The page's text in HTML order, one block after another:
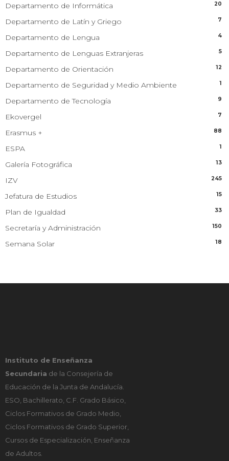
Departamento de Informática 20
Departamento de Latín y Griego 7
Departamento de Lengua 4
Departamento de Lenguas Extranjeras 5
Departamento de Orientación 12
Departamento de Seguridad y Medio Ambiente 1
Departamento de Tecnología 9
Ekovergel 7
Erasmus + 88
ESPA 1
Galería Fotográfica 13
IZV 245
Jefatura de Estudios 15
Plan de Igualdad 33
Secretaría y Administración 150
Semana Solar 18
Instituto de Enseñanza
Secundaria de la Consejería de
Educación de la Junta de Andalucía.
ESO, Bachillerato, C.F. Grado Básico,
Ciclos Formativos de Grado Medio,
Ciclos Formativos de Grado Superior,
Cursos de Especialización, Enseñanza
de Adultos.